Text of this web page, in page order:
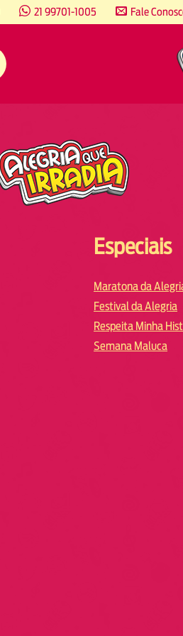
21 99701-1005 Fale
Especiais
Maratona da
Festival da Alegria
Respeita Minha
Semana Maluca